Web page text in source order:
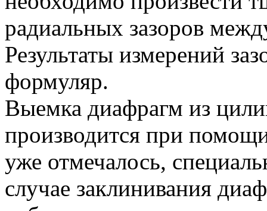
радиальных зазоров
Результаты измерений
формуляр.
Выемка диафрагм из
производится при
уже отмечалось,
случае заклинивания